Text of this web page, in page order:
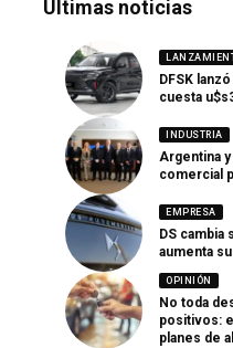
Últimas noticias
DFSK
cuesta
INDUSTRIA
Argentina
comercial
EMPRESA
DS
aumenta
OPINIÓN
No toda
positivos:
planes de